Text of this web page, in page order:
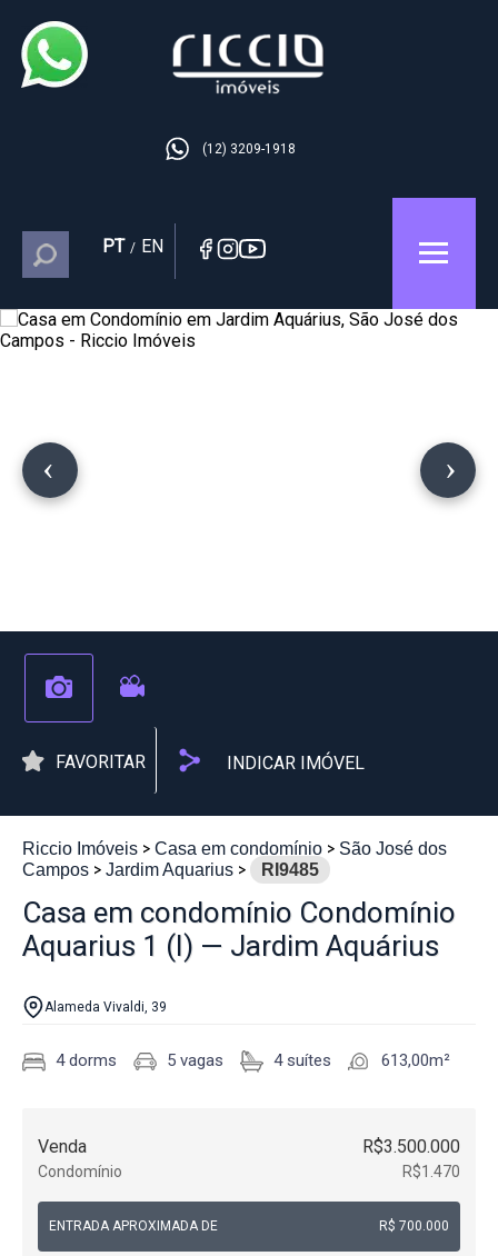
(12) 3209-1918
PT / EN
FAVORITAR INDICAR IMÓVEL
Riccio Imóveis Casa em condomínio
São José dos
Campos
Jardim Aquarius RI9485
Casa em condomínio Condomínio
Aquarius 1 (I) — Jardim Aquárius
Alameda Vivaldi, 39
4 dorms 5 vagas 4 suítes 613,00m²
Venda R$3.500.000
Condomínio R$1.470
ENTRADA APROXIMADA DE R$ 700.000